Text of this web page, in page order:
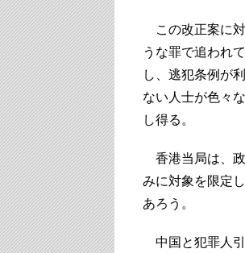
この改正案に対
うな罪で追われ
し、逃犯条例が
ない人士が色々
し得る。
香港当局は、
みに対象を限定
あろう。
中国と犯罪人